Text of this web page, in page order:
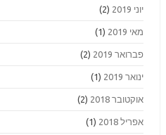
יוני 2019 (2)
מאי 2019 (1)
פברואר 2019 (2)
ינואר 2019 (1)
אוקטובר 2018 (2)
אפריל 2018 (1)